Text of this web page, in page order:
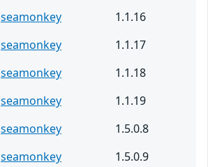
seamonkey
1.1.16
seamonkey
1.1.17
seamonkey
1.1.18
seamonkey
1.1.19
seamonkey
1.5.0.8
seamonkey
1.5.0.9